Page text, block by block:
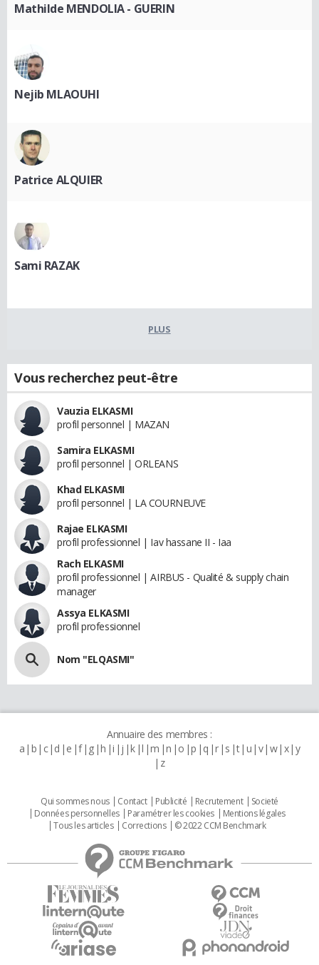
Mathilde MENDOLIA - GUERIN
Nejib MLAOUHI
Patrice ALQUIER
Sami RAZAK
PLUS
Vous recherchez peut-être
Vauzia ELKASMI
profil personnel | MAZAN
Samira ELKASMI
profil personnel | ORLEANS
Khad ELKASMI
profil personnel | LA COURNEUVE
Rajae ELKASMI
profil professionnel | Iav hassane II - Iaa
Rach ELKASMI
profil professionnel | AIRBUS - Qualité & supply chain
manager
Assya ELKASMI
profil professionnel
Nom "ELQASMI"
Annuaire des membres :
a b c d e f g h i j k l m n o p q r s t u v w x y
z
Qui sommes nous Contact Publicité Recrutement
Societé
Données personnelles
Paramétrer les cookies
Mentions légales
Tous les articles
Corrections © 2022 CCM Benchmark